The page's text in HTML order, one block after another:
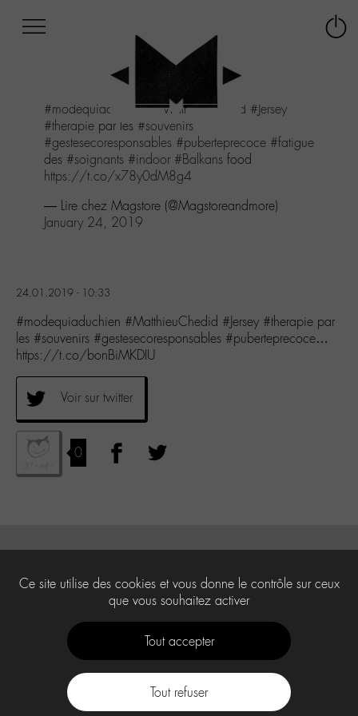
menu
Aller
au
contenu
#modequiaduchien #MatthieuChedid #Jersey
#therapie par les #souvenirs
#gestesecoresponsables #puberteprecoce #fatigue
des #soignants #indoor #Balkans food
https://t.co/x78y0dM8g4
— Lire chez Magstore (@Magstoreandmore)
January 24, 2019
24.01.2019 - 10:33
#modequiaduchien #MatthieuChedid #Jersey #therapie par
les #souvenirs #gestesecoresponsables #puberteprecoce…
https://t.co/bonBiMKDIU
Voir sur twitter
0
Ce site utilise des cookies et vous donne le contrôle sur ceux
que vous souhaitez activer
Tout accepter
Tout refuser